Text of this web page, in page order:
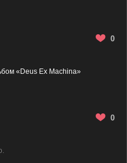
0
«Deus Ex Machina»
0